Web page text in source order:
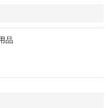
品